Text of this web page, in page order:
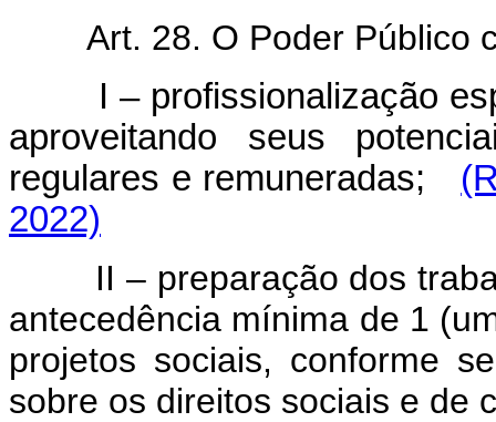
Art. 28. O Poder Público
I – profissionalização
aproveitando seus
regulares e remuneradas;
2022)
II – preparação dos
antecedência mínima de 1
projetos sociais, conforme
sobre os direitos sociais e de